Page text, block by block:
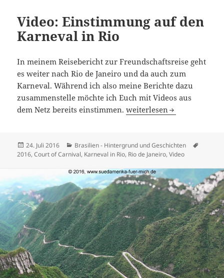
Video: Einstimmung auf den
Karneval in Rio
In meinem Reisebericht zur Freundschaftsreise geht
es weiter nach Rio de Janeiro und da auch zum
Karneval. Während ich also meine Berichte dazu
zusammenstelle möchte ich Euch mit Videos aus
dem Netz bereits einstimmen.Video: Einstimmung auf
weiterlesen
Veröffentlicht
am
24. Juli 2016 Kategorien
Brasilien - Hintergrund und Geschichten
2016,Court of Carnival, Karneval in Rio, Rio de Janeiro,Video